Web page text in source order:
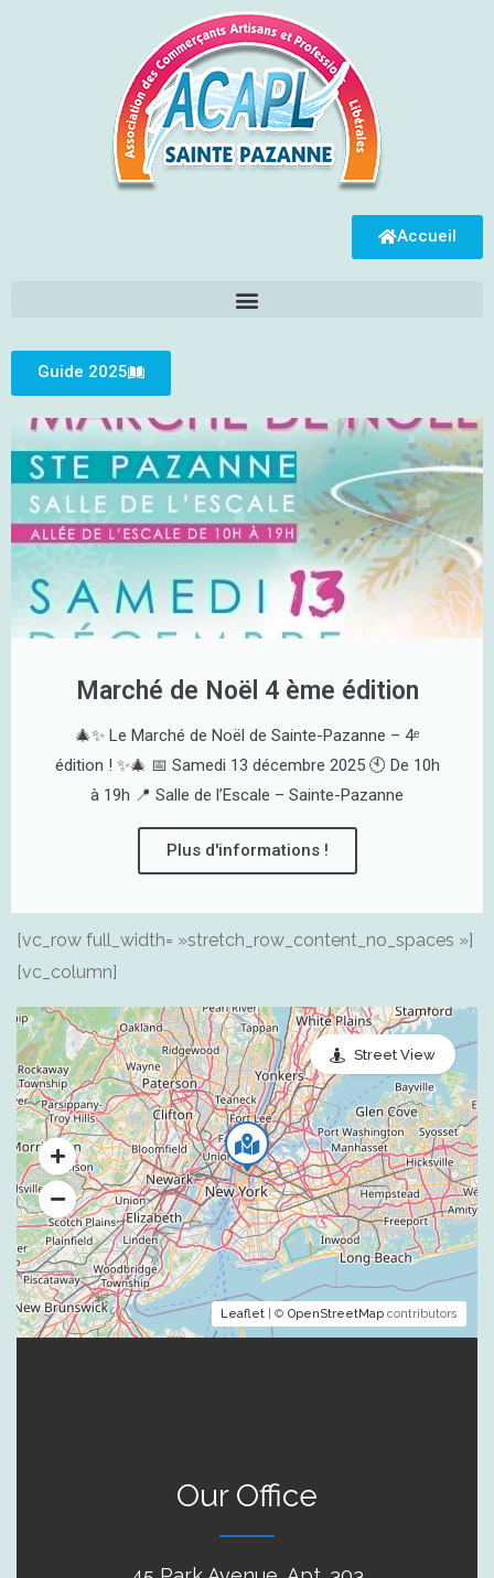
Accueil
Guide 2025
Marché de Noël 4 ème édition
🎄✨ Le Marché de Noël de Sainte-Pazanne – 4ᵉ
édition ! ✨🎄 📅 Samedi 13 décembre 2025 🕙 De 10h
à 19h 📍 Salle de l’Escale – Sainte-Pazanne
Plus d'informations !
[vc_row full_width= »stretch_row_content_no_spaces »]
[vc_column]
Leaflet | © OpenStreetMap contributors
Street View
Our Office